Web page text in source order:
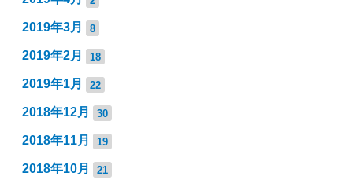
2019年3月 8
2019年2月 18
2019年1月 22
2018年12月 30
2018年11月 19
2018年10月 21